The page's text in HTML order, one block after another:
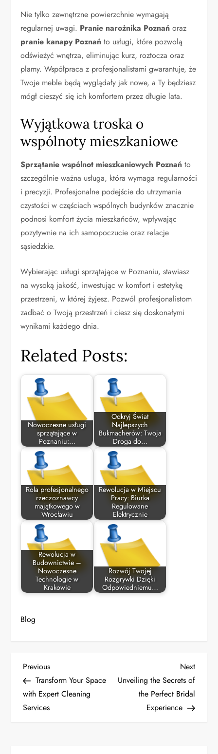
Nie tylko zewnętrzne powierzchnie wymagają
regularnej uwagi. Pranie narożnika Poznań oraz
pranie kanapy Poznań to usługi, które pozwolą
odświeżyć wnętrza, eliminując kurz, roztocza oraz
plamy. Współpraca z profesjonalistami gwarantuje, że
Twoje meble będą wyglądały jak nowe, a Ty będziesz
mógł cieszyć się ich komfortem przez długie lata.
Wyjątkowa troska o
wspólnoty mieszkaniowe
Sprzątanie wspólnot mieszkaniowych Poznań to
szczególnie ważna usługa, która wymaga regularności
i precyzji. Profesjonalne podejście do utrzymania
czystości w częściach wspólnych budynków znacznie
podnosi komfort życia mieszkańców, wpływając
pozytywnie na ich samopoczucie oraz relacje
sąsiedzkie.
Wybierając usługi sprzątające w Poznaniu, stawiasz
na wysoką jakość, inwestując w komfort i estetykę
przestrzeni, w której żyjesz. Pozwól profesjonalistom
zadbać o Twoją przestrzeń i ciesz się doskonałymi
wynikami każdego dnia.
Related Posts:
Nowoczesne usługi
sprzątające w
Poznaniu:…
Odkryj Świat
Najlepszych
Bukmacherów: Twoja
Droga do…
Rola profesjonalnego
rzeczoznawcy
majątkowego w
Wrocławiu
Rewolucja w Miejscu
Pracy: Biurka
Regulowane
Elektrycznie
Rewolucja w
Budownictwie –
Nowoczesne
Technologie w
Krakowie
Rozwój Twojej
Rozgrywki Dzięki
Odpowiedniemu…
Blog
P
o
s
Previous
Post
Previous
Transform Your Space
with Expert Cleaning
Services
Next
Post
Next
Unveiling the Secrets of
the Perfect Bridal
Experience